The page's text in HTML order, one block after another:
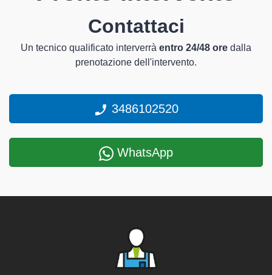
Contattaci
Un tecnico qualificato interverrà entro 24/48 ore dalla
prenotazione dell'intervento.
3486102520
WhatsApp